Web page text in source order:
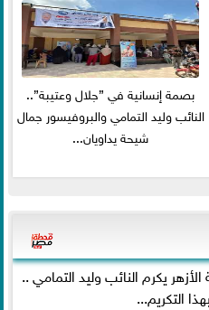
بصمة إنسانية في ”جلال وعتيبة”..
النائب وليد التمامي والبروفيسور جمال
شيحة يداويان...
يكرم النائب وليد التمامي ..
التكريم...